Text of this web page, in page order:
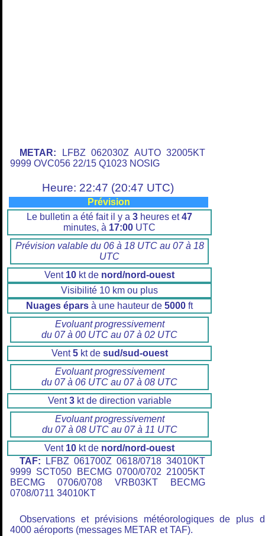
METAR: LFBZ 062030Z AUTO 32005KT
9999 OVC056 22/15 Q1023 NOSIG
Heure: 22:47 (20:47 UTC)
Prévision
Le bulletin a été fait il y a 3 heures et47
minutes, à 17:00 UTC
Prévision valable du 06 à 18 UTC au 07 à 18
UTC
Vent 10 kt de nord/nord-ouest
Visibilité 10 km ou plus
Nuages épars à une hauteur de 5000 ft
Evoluant progressivement
du 07 à 00 UTC au 07 à 02 UTC
Vent5kt de sud/sud-ouest
Evoluant progressivement
du 07 à 06 UTC au 07 à 08 UTC
Vent3kt de direction variable
Evoluant progressivement
du 07 à 08 UTC au 07 à 11 UTC
Vent 10 kt de nord/nord-ouest
TAF: LFBZ 061700Z 0618/0718 34010KT
9999 SCT050 BECMG 0700/0702 21005KT
BECMG 0706/0708 VRB03KT BECMG
0708/0711 34010KT
Observations et prévisions météorologiques de plus
4000 aéroports (messages METAR et TAF).